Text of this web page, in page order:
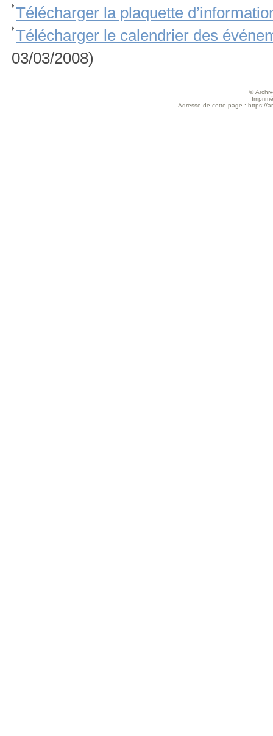
Télécharger la plaquette
Télécharger le calendrier des
03/03/2008)
©
Adresse de cette page : https://